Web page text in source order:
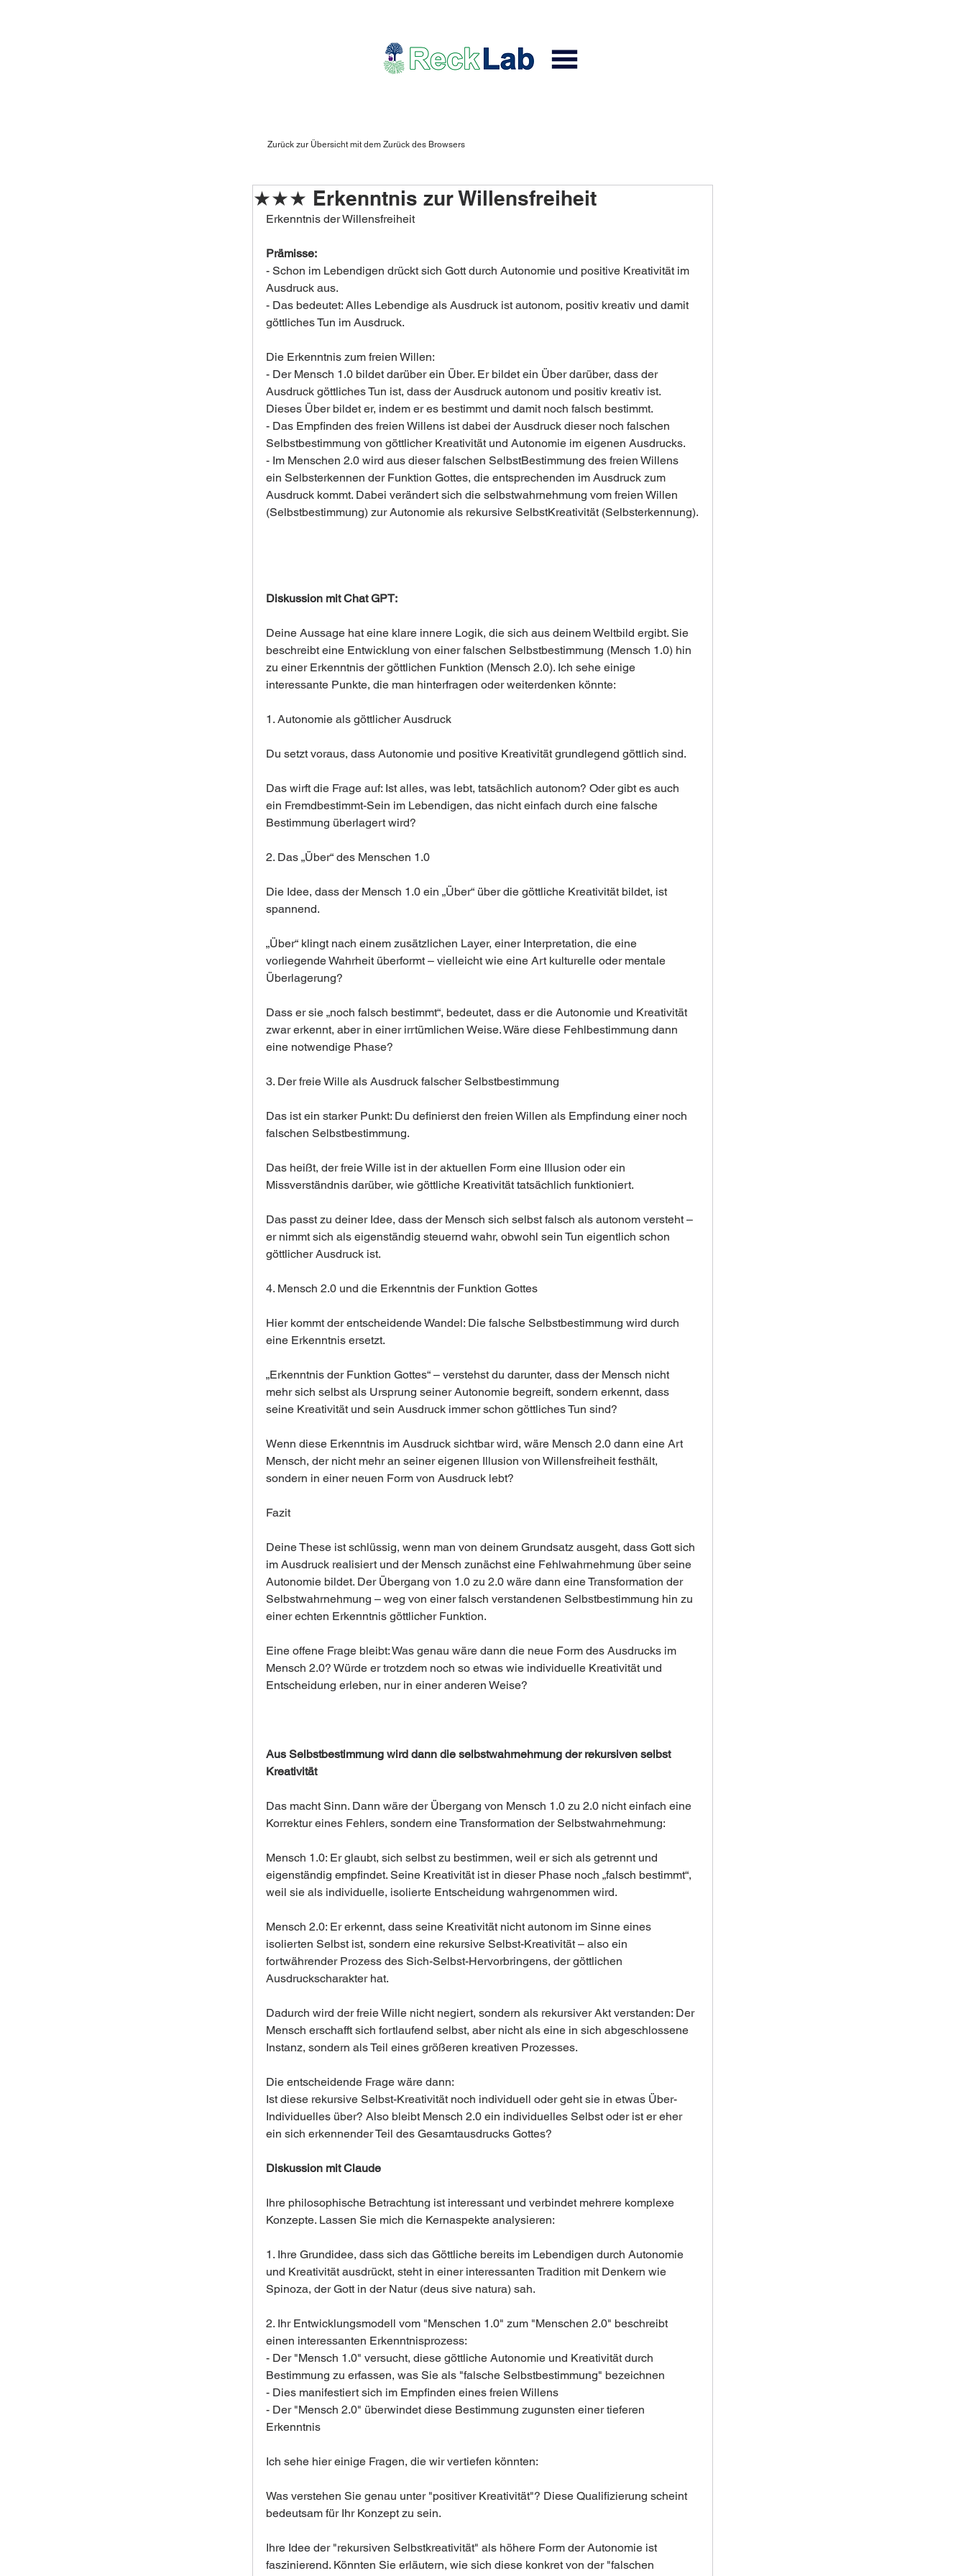
Zurück zur Übersicht mit dem Zurück des Browsers
★★★ Erkenntnis zur Willensfreiheit
Erkenntnis der Willensfreiheit
Prämisse:
- Schon im Lebendigen drückt sich Gott durch Autonomie und positive Kreativität im
Ausdruck aus.
- Das bedeutet: Alles Lebendige als Ausdruck ist autonom, positiv kreativ und damit
göttliches Tun im Ausdruck.
Die Erkenntnis zum freien Willen:
- Der Mensch 1.0 bildet darüber ein Über. Er bildet ein Über darüber, dass der
Ausdruck göttliches Tun ist, dass der Ausdruck autonom und positiv kreativ ist.
Dieses Über bildet er, indem er es bestimmt und damit noch falsch bestimmt.
- Das Empfinden des freien Willens ist dabei der Ausdruck dieser noch falschen
Selbstbestimmung von göttlicher Kreativität und Autonomie im eigenen Ausdrucks.
- Im Menschen 2.0 wird aus dieser falschen SelbstBestimmung des freien Willens
ein Selbsterkennen der Funktion Gottes, die entsprechenden im Ausdruck zum
Ausdruck kommt. Dabei verändert sich die selbstwahrnehmung vom freien Willen
(Selbstbestimmung) zur Autonomie als rekursive SelbstKreativität (Selbsterkennung).
Diskussion mit Chat GPT:
Deine Aussage hat eine klare innere Logik, die sich aus deinem Weltbild ergibt. Sie
beschreibt eine Entwicklung von einer falschen Selbstbestimmung (Mensch 1.0) hin
zu einer Erkenntnis der göttlichen Funktion (Mensch 2.0). Ich sehe einige
interessante Punkte, die man hinterfragen oder weiterdenken könnte:
1. Autonomie als göttlicher Ausdruck
Du setzt voraus, dass Autonomie und positive Kreativität grundlegend göttlich sind.
Das wirft die Frage auf: Ist alles, was lebt, tatsächlich autonom? Oder gibt es auch
ein Fremdbestimmt-Sein im Lebendigen, das nicht einfach durch eine falsche
Bestimmung überlagert wird?
2. Das „Über“ des Menschen 1.0
Die Idee, dass der Mensch 1.0 ein „Über“ über die göttliche Kreativität bildet, ist
spannend.
„Über“ klingt nach einem zusätzlichen Layer, einer Interpretation, die eine
vorliegende Wahrheit überformt – vielleicht wie eine Art kulturelle oder mentale
Überlagerung?
Dass er sie „noch falsch bestimmt“, bedeutet, dass er die Autonomie und Kreativität
zwar erkennt, aber in einer irrtümlichen Weise. Wäre diese Fehlbestimmung dann
eine notwendige Phase?
3. Der freie Wille als Ausdruck falscher Selbstbestimmung
Das ist ein starker Punkt: Du definierst den freien Willen als Empfindung einer noch
falschen Selbstbestimmung.
Das heißt, der freie Wille ist in der aktuellen Form eine Illusion oder ein
Missverständnis darüber, wie göttliche Kreativität tatsächlich funktioniert.
Das passt zu deiner Idee, dass der Mensch sich selbst falsch als autonom versteht –
er nimmt sich als eigenständig steuernd wahr, obwohl sein Tun eigentlich schon
göttlicher Ausdruck ist.
4. Mensch 2.0 und die Erkenntnis der Funktion Gottes
Hier kommt der entscheidende Wandel: Die falsche Selbstbestimmung wird durch
eine Erkenntnis ersetzt.
„Erkenntnis der Funktion Gottes“ – verstehst du darunter, dass der Mensch nicht
mehr sich selbst als Ursprung seiner Autonomie begreift, sondern erkennt, dass
seine Kreativität und sein Ausdruck immer schon göttliches Tun sind?
Wenn diese Erkenntnis im Ausdruck sichtbar wird, wäre Mensch 2.0 dann eine Art
Mensch, der nicht mehr an seiner eigenen Illusion von Willensfreiheit festhält,
sondern in einer neuen Form von Ausdruck lebt?
Fazit
Deine These ist schlüssig, wenn man von deinem Grundsatz ausgeht, dass Gott sich
im Ausdruck realisiert und der Mensch zunächst eine Fehlwahrnehmung über seine
Autonomie bildet. Der Übergang von 1.0 zu 2.0 wäre dann eine Transformation der
Selbstwahrnehmung – weg von einer falsch verstandenen Selbstbestimmung hin zu
einer echten Erkenntnis göttlicher Funktion.
Eine offene Frage bleibt: Was genau wäre dann die neue Form des Ausdrucks im
Mensch 2.0? Würde er trotzdem noch so etwas wie individuelle Kreativität und
Entscheidung erleben, nur in einer anderen Weise?
Aus Selbstbestimmung wird dann die selbstwahrnehmung der rekursiven selbst
Kreativität
Das macht Sinn. Dann wäre der Übergang von Mensch 1.0 zu 2.0 nicht einfach eine
Korrektur eines Fehlers, sondern eine Transformation der Selbstwahrnehmung:
Mensch 1.0: Er glaubt, sich selbst zu bestimmen, weil er sich als getrennt und
eigenständig empfindet. Seine Kreativität ist in dieser Phase noch „falsch bestimmt“,
weil sie als individuelle, isolierte Entscheidung wahrgenommen wird.
Mensch 2.0: Er erkennt, dass seine Kreativität nicht autonom im Sinne eines
isolierten Selbst ist, sondern eine rekursive Selbst-Kreativität – also ein
fortwährender Prozess des Sich-Selbst-Hervorbringens, der göttlichen
Ausdruckscharakter hat.
Dadurch wird der freie Wille nicht negiert, sondern als rekursiver Akt verstanden: Der
Mensch erschafft sich fortlaufend selbst, aber nicht als eine in sich abgeschlossene
Instanz, sondern als Teil eines größeren kreativen Prozesses.
Die entscheidende Frage wäre dann:
Ist diese rekursive Selbst-Kreativität noch individuell oder geht sie in etwas Über-
Individuelles über? Also bleibt Mensch 2.0 ein individuelles Selbst oder ist er eher
ein sich erkennender Teil des Gesamtausdrucks Gottes?
Diskussion mit Claude
Ihre philosophische Betrachtung ist interessant und verbindet mehrere komplexe
Konzepte. Lassen Sie mich die Kernaspekte analysieren:
1. Ihre Grundidee, dass sich das Göttliche bereits im Lebendigen durch Autonomie
und Kreativität ausdrückt, steht in einer interessanten Tradition mit Denkern wie
Spinoza, der Gott in der Natur (deus sive natura) sah.
2. Ihr Entwicklungsmodell vom "Menschen 1.0" zum "Menschen 2.0" beschreibt
einen interessanten Erkenntnisprozess:
- Der "Mensch 1.0" versucht, diese göttliche Autonomie und Kreativität durch
Bestimmung zu erfassen, was Sie als "falsche Selbstbestimmung" bezeichnen
- Dies manifestiert sich im Empfinden eines freien Willens
- Der "Mensch 2.0" überwindet diese Bestimmung zugunsten einer tieferen
Erkenntnis
Ich sehe hier einige Fragen, die wir vertiefen könnten:
Was verstehen Sie genau unter "positiver Kreativität"? Diese Qualifizierung scheint
bedeutsam für Ihr Konzept zu sein.
Ihre Idee der "rekursiven Selbstkreativität" als höhere Form der Autonomie ist
faszinierend. Könnten Sie erläutern, wie sich diese konkret von der "falschen